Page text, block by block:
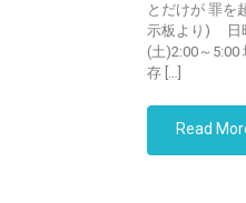
とだけが 罪
示板より) 日
(土)2:00～
存 […]
Read